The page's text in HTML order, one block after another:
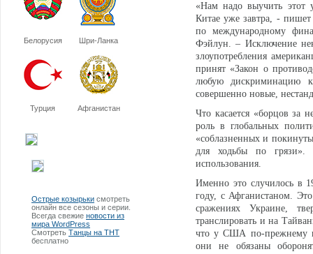
Белорусия Шри-Ланка
Турция Афганистан
Острые козырьки смотреть
онлайн все сезоны и серии.
Всегда свежие новости из
мира WordPress
Смотреть Танцы на ТНТ
бесплатно
«Нам надо выучить этот
Китае уже завтра, -
по международному
Фэйлун. – Исключение
злоупотребления
принят «Закон о
любую дискриминацию
совершенно новые,
Что касается «борцов за
роль в глобальных
«соблазненных и
для ходьбы по грязи».
использования.
Именно это случилось в
году, с Афганистаном.
сражениях Украине,
транслировать и на
что у США по-прежнему
они не обязаны